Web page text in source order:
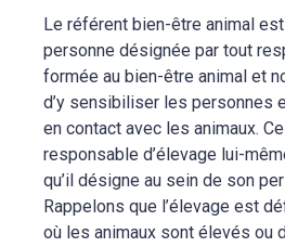
Le référent bien-être animal
personne désignée par tout
formée au bien-être animal et
d’y sensibiliser les personnes
en contact avec les animaux.
responsable d’élevage lui-
qu’il désigne au sein de son
Rappelons que l’élevage est
où les animaux sont élevés ou